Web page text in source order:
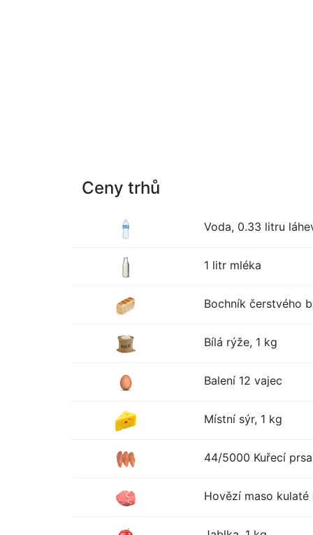
Ceny trhů
Voda, 0.33 litru
1 litr mléka
Bochník čerstvého
Bílá rýže, 1 kg
Balení 12 vajec
Místní sýr, 1 kg
44/5000 Kuřecí
Hovězí maso kulaté